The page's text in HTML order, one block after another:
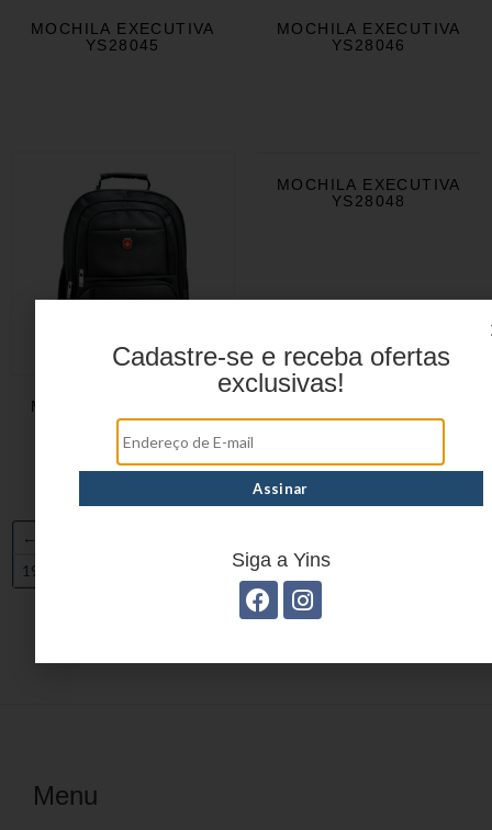
MOCHILA EXECUTIVA
YS28045
MOCHILA EXECUTIVA
YS28046
MOCHILA EXECUTIVA
YS28047
MOCHILA EXECUTIVA
YS28048
←
19
Menu
Cadastre-se e receba ofertas
exclusivas!
Siga a Yins